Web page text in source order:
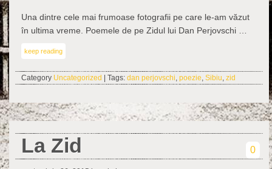
Una dintre cele mai frumoase fotografii pe care le-am văzut
în ultima vreme. Poemele de pe Zidul lui Dan Perjovschi …
keep reading
Category Uncategorized | Tags: dan perjovschi, poezie, Sibiu, zid
La Zid 0